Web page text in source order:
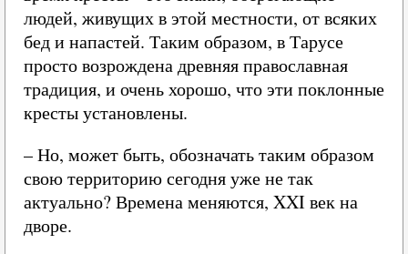
людей, живущих в этой местности, от всяких
бед и напастей. Таким образом, в Тарусе
просто возрождена древняя православная
традиция, и очень хорошо, что эти поклонные
кресты установлены.
– Но, может быть, обозначать таким образом
свою территорию сегодня уже не так
актуально? Времена меняются, XXI век на
дворе.